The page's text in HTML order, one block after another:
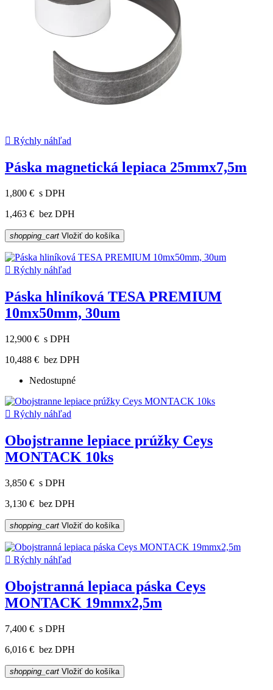
 Rýchly náhľad
Páska magnetická lepiaca 25mmx7,5m
1,800 € s DPH
1,463 € bez DPH
shopping_cart Vložiť do košíka
 Rýchly náhľad
Páska hliníková TESA PREMIUM
10mx50mm, 30um
12,900 € s DPH
10,488 € bez DPH
Nedostupné
 Rýchly náhľad
Obojstranne lepiace prúžky Ceys
MONTACK 10ks
3,850 € s DPH
3,130 € bez DPH
shopping_cart Vložiť do košíka
 Rýchly náhľad
Obojstranná lepiaca páska Ceys
MONTACK 19mmx2,5m
7,400 € s DPH
6,016 € bez DPH
shopping_cart Vložiť do košíka